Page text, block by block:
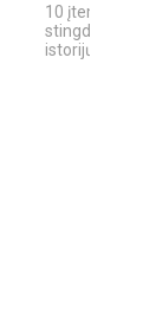
10 įtemptų,
stingdančių
istorijų